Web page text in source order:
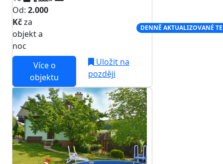
Od: 2.000
Kčza
objekt a
noc
DENNĚ AKTUALIZOVANÉ
Více o
objektu
Uložit na
později